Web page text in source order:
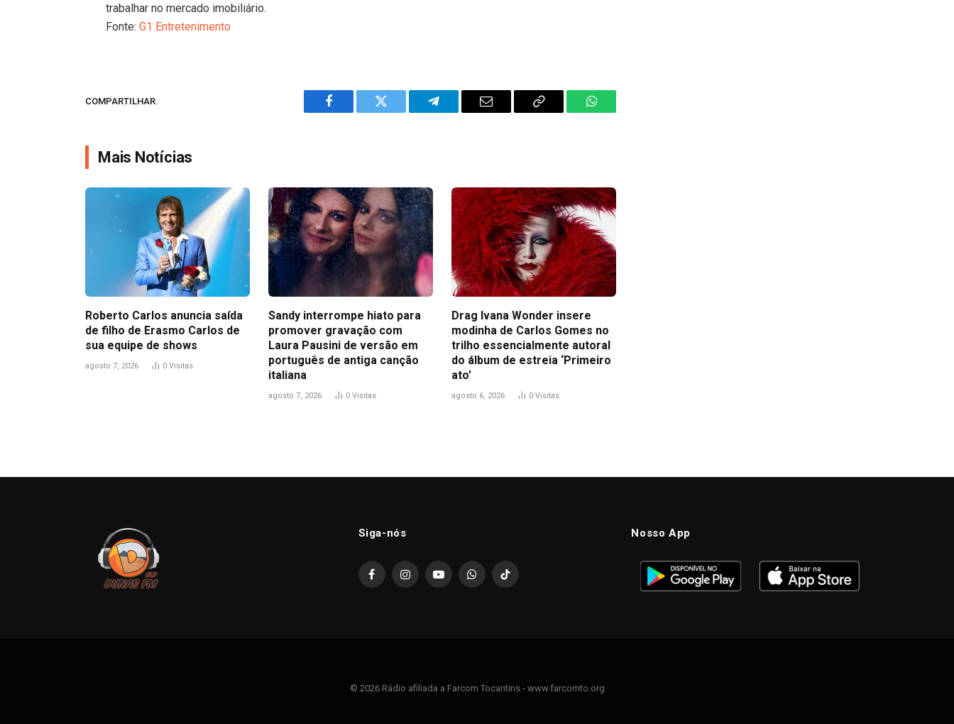
trabalhar no mercado imobiliário.
Fonte:G1 Entretenimento
COMPARTILHAR.
Facebook Twitter Telegram Email
Copy
WhatsApp
Mais Notícias
Roberto Carlos anuncia saída
de filho de Erasmo Carlos de
sua equipe de shows
agosto 7, 2026 0 Visitas
Sandy interrompe hiato para
promover gravação com
Laura Pausini de versão em
português de antiga canção
italiana
agosto 7, 2026 0 Visitas
Drag Ivana Wonder insere
modinha de Carlos Gomes no
trilho essencialmente autoral
do álbum de estreia ‘Primeiro
ato’
agosto 6, 2026 0 Visitas
Siga-nós
FacebookInstagramYouTubeWhatsAppTikTok
Nosso App
© 2026 Rádio afiliada a Farcom Tocantins - www.farcomto.org